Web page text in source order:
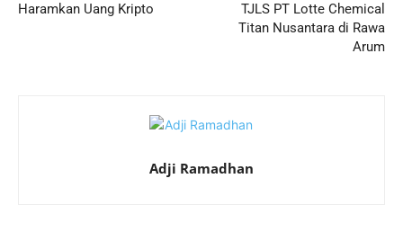
Haramkan Uang Kripto
TJLS PT Lotte Chemical
Titan Nusantara di Rawa
Arum
Adji Ramadhan